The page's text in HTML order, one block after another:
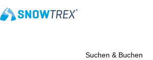
Suchen & Buchen